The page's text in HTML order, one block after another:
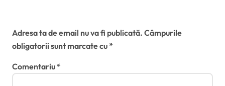
Adresa ta de email nu va fi publicată. Câmpurile
obligatorii sunt marcate cu*
Comentariu*